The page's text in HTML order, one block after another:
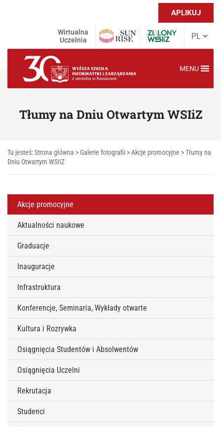
APLIKUJ
Wirtualna
Uczelnia
MENU
Tłumy na Dniu Otwartym WSIiZ
Tu jesteś:Strona główna > Galerie fotografii >Akcje promocyjne >Tłumy na
Dniu Otwartym WSIiZ
Akcje promocyjne
Aktualności naukowe
Graduacje
Inauguracje
Infrastruktura
Konferencje, Seminaria, Wykłady otwarte
Kultura i Rozrywka
Osiągnięcia Studentów i Absolwentów
Osiągnięcia Uczelni
Rekrutacja
Studenci